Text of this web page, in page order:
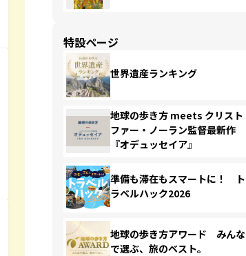
特設ページ
世界遺産ランキング
地球の歩き方 meets クリスト
ファー・ノーラン監督最新作
『オデュッセイア』
準備も滞在もスマートに！ ト
ラベルハック2026
地球の歩き方アワード みんな
で選ぶ、旅のベスト。